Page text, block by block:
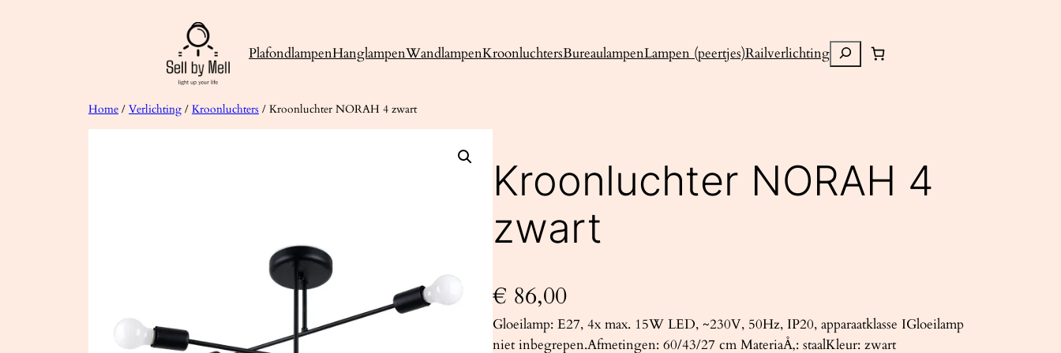
PlafondlampenHanglampenWandlampenKroonluchtersBureaulampenLampen (peertjes)RailverlichtingZoeken
Home / Verlichting / Kroonluchters / Kroonluchter NORAH 4 zwart
Kroonluchter NORAH 4
zwart
€ 86,00
Gloeilamp: E27, 4x max. 15W LED, ~230V, 50Hz, IP20, apparaatklasse IGloeilamp
niet inbegrepen.Afmetingen: 60/43/27 cm MateriaÅ‚: staalKleur: zwart